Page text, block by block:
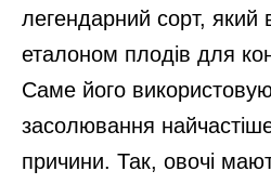
легендарний сорт, який
еталоном плодів для
Саме його
засолювання
причини. Так, овочі